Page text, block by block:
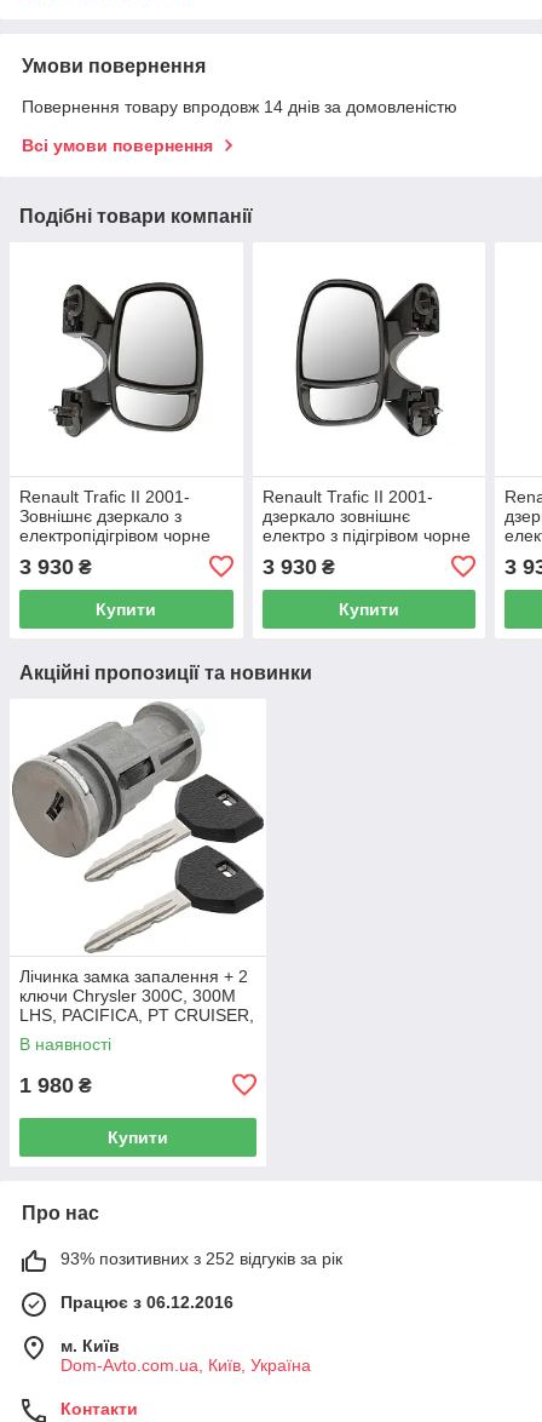
Умови повернення
Повернення товару впродовж 14 днів за домовленістю
Всі умови повернення
Подібні товари компанії
Renault Trafic II 2001-
Зовнішнє дзеркало з
електропідігрівом чорне
3 930 ₴
Купити
Renault Trafic II 2001-
дзеркало зовнішнє
електро з підігрівом чорне
3 930₴
Купити
3
Акційні пропозиції та новинки
Лічинка замка запалення + 2
ключи Chrysler 300C, 300M
LHS, PACIFICA, PT CRUISER,
SEBRING 5003843AB
В наявності
1 980 ₴
Купити
Про нас
93% позитивних з 252 відгуків за рік
Працює з 06.12.2016
м. Київ
Dom-Avto.com.ua, Київ, Україна
Контакти